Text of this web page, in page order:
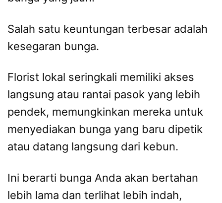
Salah satu keuntungan terbesar adalah
kesegaran bunga.
Florist lokal seringkali memiliki akses
langsung atau rantai pasok yang lebih
pendek, memungkinkan mereka untuk
menyediakan bunga yang baru dipetik
atau datang langsung dari kebun.
Ini berarti bunga Anda akan bertahan
lebih lama dan terlihat lebih indah,